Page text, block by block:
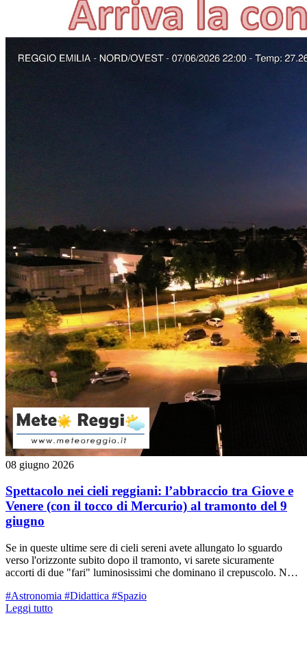
08 giugno 2026
Spettacolo nei cieli reggiani: l’abbraccio tra Giove e
Venere (con il tocco di Mercurio) al tramonto del 9
giugno
Se in queste ultime sere di cieli sereni avete allungato lo sguardo
verso l'orizzonte subito dopo il tramonto, vi sarete sicuramente
accorti di due "fari" luminosissimi che dominano il crepuscolo. Non
pianeti più brillanti del nostro Sistema Solare, che sera dopo sera si
sono avvicinati sempre di più. Il culmine di questo lento valzer
#Astronomia #Didattica #Spazio
Leggi tutto